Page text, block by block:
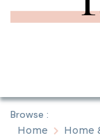
Browse :
Home
Home